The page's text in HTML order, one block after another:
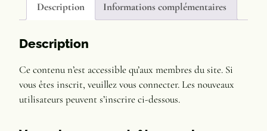
,
t
d
e
N
Description
Informations complémentaires
Description
Ce contenu n’est accessible qu’aux membres du site. Si
vous êtes inscrit, veuillez vous connecter. Les nouveaux
utilisateurs peuvent s’inscrire ci-dessous.